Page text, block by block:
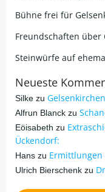
Bühne frei für
Freundschaften über
Steinwürfe auf
Neueste
Silke zu
Alfrun Blanck zu
Eöisabeth zu
Ückendorf:
Hans zu Ermittlungen
Ulrich Bierschenk zu